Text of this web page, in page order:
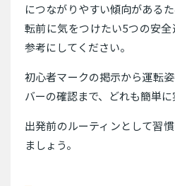
につながりやすい傾向がある
転前に気をつけたい5つの安
参考にしてください。
初心者マークの掲示から運転
バーの確認まで、どれも簡単に
出発前のルーティンとして習
ましょう。